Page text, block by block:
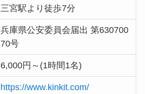
三宮駅より徒歩7分
兵庫県公安委員会届出 第630700
70号
6,000円～(1時間1名)
https://www.kinkit.com/